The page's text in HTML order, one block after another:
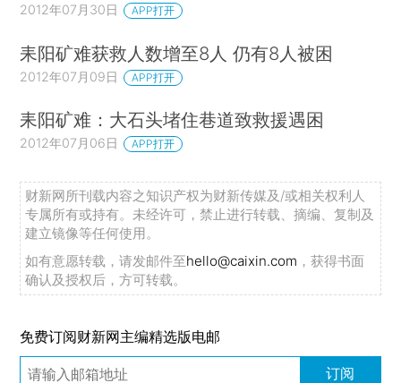
2012年07月30日 APP打开
耒阳矿难获救人数增至8人 仍有8人被困
2012年07月09日 APP打开
耒阳矿难：大石头堵住巷道致救援遇困
2012年07月06日 APP打开
财新网所刊载内容之知识产权为财新传媒及/或相关权利人
专属所有或持有。未经许可，禁止进行转载、摘编、复制及
建立镜像等任何使用。
如有意愿转载，请发邮件至hello@caixin.com ，获得书面
确认及授权后，方可转载。
免费订阅财新网主编精选版电邮
订阅